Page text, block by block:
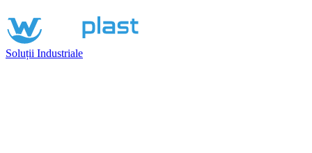
Soluții Industriale